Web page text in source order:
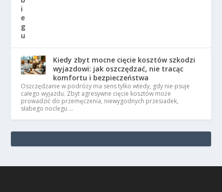
Kiedy zbyt mocne cięcie kosztów szkodzi
wyjazdowi: jak oszczędzać, nie tracąc
komfortu i bezpieczeństwa
Oszczędzanie w podróży ma sens tylko wtedy, gdy nie psuje
całego wyjazdu. Zbyt agresywne cięcie kosztów może
prowadzić do przemęczenia, niewygodnych przesiadek,
słabego noclegu …